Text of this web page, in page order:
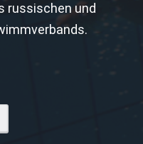
russischen und